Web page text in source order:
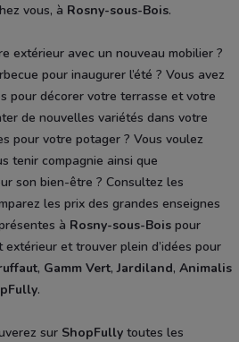
vous, à Rosny-sous-Bois.
extérieur avec un nouveau mobilier ?
pour inaugurer l’été ? Vous avez
pour décorer votre terrasse et votre
de nouvelles variétés dans votre
pour votre potager ? Vous voulez
tenir compagnie ainsi que
son bien-être ? Consultez les
les prix des grandes enseignes
à Rosny-sous-Bois pour
et trouver plein d’idées pour
, Gamm Vert,Jardiland, Animalis
.
sur ShopFully toutes les